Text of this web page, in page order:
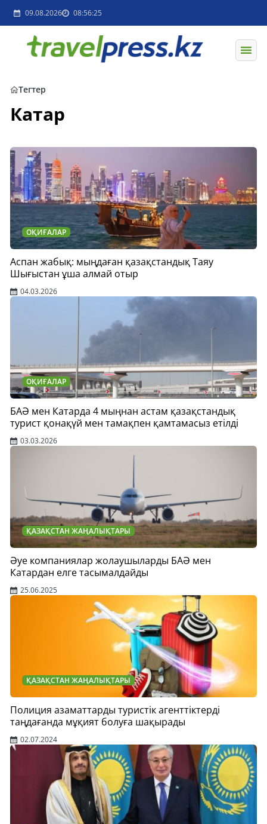
09.08.2026 08:56:25
Тегтер
Катар
ОҚИҒАЛАР
Аспан жабық: мыңдаған қазақстандық Таяу
Шығыстан ұша алмай отыр
04.03.2026
ОҚИҒАЛАР
БАӘ мен Катарда 4 мыңнан астам қазақстандық
турист қонақүй мен тамақпен қамтамасыз етілді
03.03.2026
ҚАЗАҚСТАН ЖАҢАЛЫҚТАРЫ
Әуе компаниялар жолаушыларды БАӘ мен
Катардан елге тасымалдайды
25.06.2025
ҚАЗАҚСТАН ЖАҢАЛЫҚТАРЫ
Полиция азаматтарды туристік агенттіктерді
таңдағанда мұқият болуға шақырады
02.07.2024